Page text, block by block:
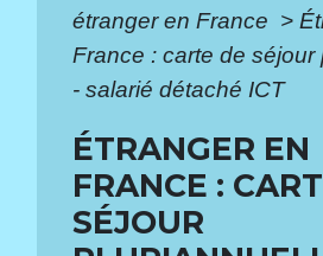
étranger en France >
France : carte de séjour
- salarié détaché ICT
ÉTRANGER EN
FRANCE :
SÉJOUR